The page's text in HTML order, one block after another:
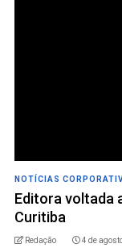
NOTÍCIAS
Editora voltada
Curitiba
Redação 4 de